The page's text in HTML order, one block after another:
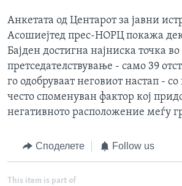
Анкетата од Центарот за јавни
Асошиејтед прес-НОРЦ покажа
Бајден достигна најниска точка во
претседателствување - само 39
го одобруваат неговиот настап -
често споменуван фактор кој
негативното расположение меѓу
Споделете Follow us
This item is part of